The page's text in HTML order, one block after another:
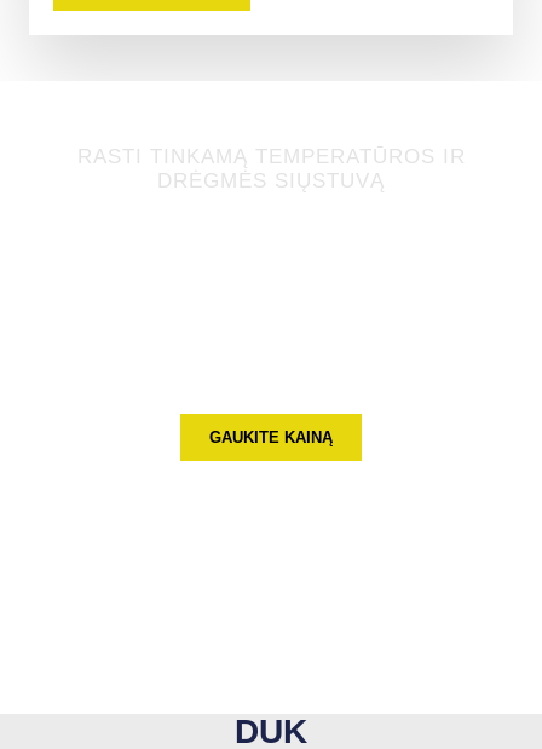
RASTI TINKAMĄ TEMPERATŪROS IR
DRĖGMĖS SIŲSTUVĄ
GAUKITE KAINĄ
DUK